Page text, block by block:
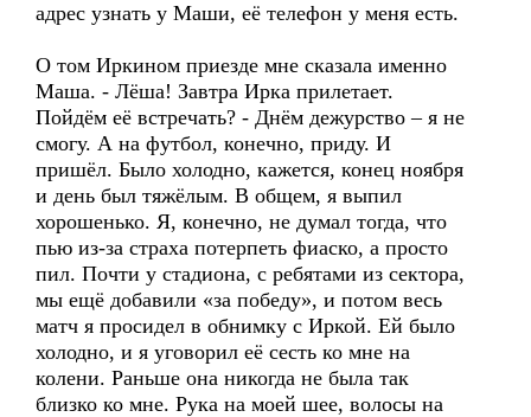
адрес узнать у Маши, её телефон у меня есть.
О том Иркином приезде мне сказала именно
Маша. - Лёша! Завтра Ирка прилетает.
Пойдём её встречать? - Днём дежурство – я не
смогу. А на футбол, конечно, приду. И
пришёл. Было холодно, кажется, конец ноября
и день был тяжёлым. В общем, я выпил
хорошенько. Я, конечно, не думал тогда, что
пью из-за страха потерпеть фиаско, а просто
пил. Почти у стадиона, с ребятами из сектора,
мы ещё добавили «за победу», и потом весь
матч я просидел в обнимку с Иркой. Ей было
холодно, и я уговорил её сесть ко мне на
колени. Раньше она никогда не была так
близко ко мне. Рука на моей шее, волосы на